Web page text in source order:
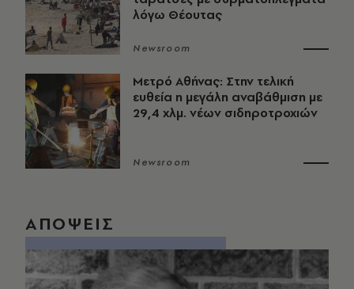
λόγω Θέουτας
Newsroom
Μετρό Αθήνας: Στην τελική
ευθεία η μεγάλη αναβάθμιση με
29,4 χλμ. νέων σιδηροτροχιών
Newsroom
ΑΠΟΨΕΙΣ